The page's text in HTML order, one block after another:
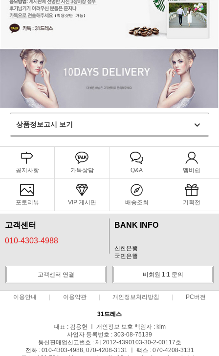
상품정보고시 보기
공지사항 카톡상담 Q&A 멤버쉽
포토리뷰 VIP 게시판 배송조회 기획전
고객센터
010-4303-4988
BANK INFO
신한은행
국민은행
고객센터 연결 비회원 1:1 문의
이용안내 이용약관 개인정보처리방침 PC버전
31드레스
대표 : 김용헌 ㅣ 개인정보 보호 책임자 : kim
사업자 등록번호 : 303-08-75139
통신판매업신고번호 : 제 2012-4390103-30-2-00117호
전화 : 010-4303-4988, 070-4208-3131 ㅣ 팩스 : 070-4208-3131